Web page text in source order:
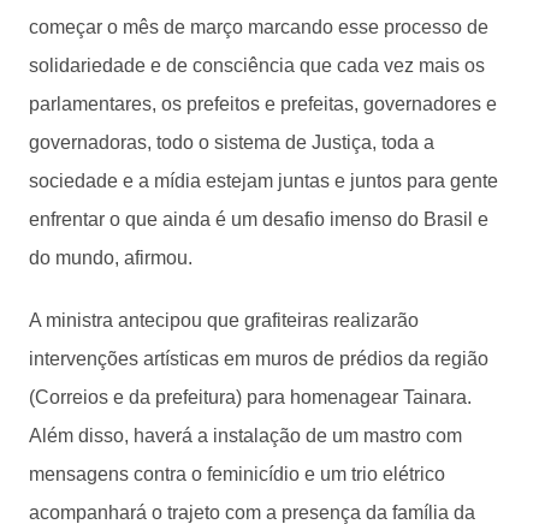
começar o mês de março marcando esse processo de
solidariedade e de consciência que cada vez mais os
parlamentares, os prefeitos e prefeitas, governadores e
governadoras, todo o sistema de Justiça, toda a
sociedade e a mídia estejam juntas e juntos para gente
enfrentar o que ainda é um desafio imenso do Brasil e
do mundo, afirmou.
A ministra antecipou que grafiteiras realizarão
intervenções artísticas em muros de prédios da região
(Correios e da prefeitura) para homenagear Tainara.
Além disso, haverá a instalação de um mastro com
mensagens contra o feminicídio e um trio elétrico
acompanhará o trajeto com a presença da família da